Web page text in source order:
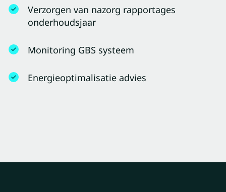
Verzorgen van nazorg rapportages
onderhoudsjaar
Monitoring GBS systeem
Energieoptimalisatie advies